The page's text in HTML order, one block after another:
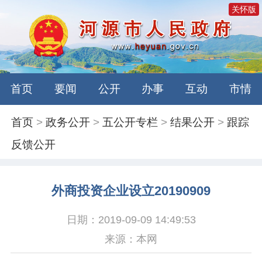
关怀版
首页 要闻 公开 办事 互动 市情
首页 >政务公开 > 五公开专栏 >结果公开 > 跟踪
反馈公开
外商投资企业设立20190909
日期：2019-09-09 14:49:53
来源：本网